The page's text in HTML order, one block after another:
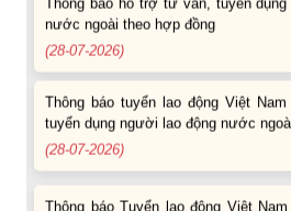
nước ngoài theo hợp đồng
(28-07-2026)
tuyển dụng người lao động nước
(28-07-2026)